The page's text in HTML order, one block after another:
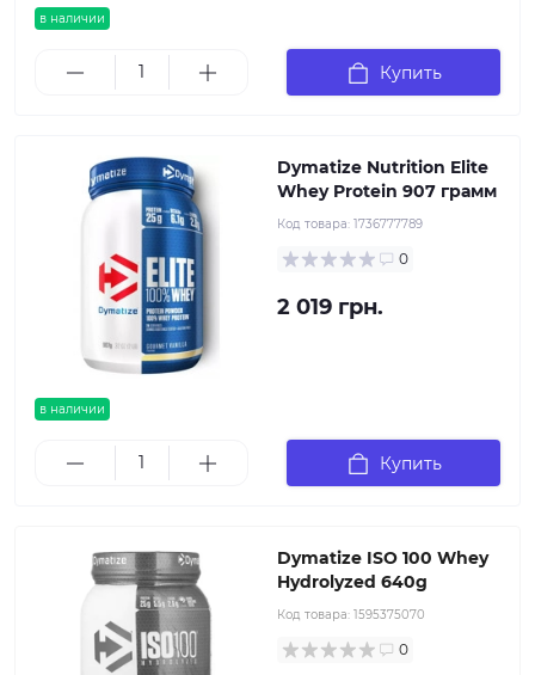
в наличии
Купить
в наличии
Dymatize Nutrition Elite
Whey Protein 907 грамм
Код товара: 1736777789
0
2 019 грн.
Купить
Dymatize ISO 100 Whey
Hydrolyzed 640g
Код товара: 1595375070
0